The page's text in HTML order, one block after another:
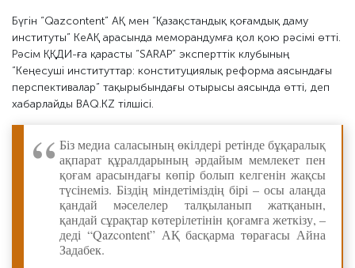
Бүгін “Qazcontent” АҚ мен “Қазақстандық қоғамдық даму
институты” КеАҚ арасында меморандумға қол қою рәсімі өтті.
Рәсім ҚҚДИ-ға қарасты “SARAP” эксперттік клубының
“Кеңесуші институттар: конституциялық реформа аясындағы
перспективалар” тақырыбындағы отырысы аясында өтті, деп
хабарлайды BAQ.KZ тілшісі.
Біз медиа саласының өкілдері ретінде бұқаралық
ақпарат құралдарының әрдайым мемлекет пен
қоғам арасындағы көпір болып келгенін жақсы
түсінеміз. Біздің міндетіміздің бірі – осы алаңда
қандай мәселелер талқыланып жатқанын,
қандай сұрақтар көтерілетінін қоғамға жеткізу, –
деді “Qazcontent” АҚ басқарма төрағасы Айна
Задабек.